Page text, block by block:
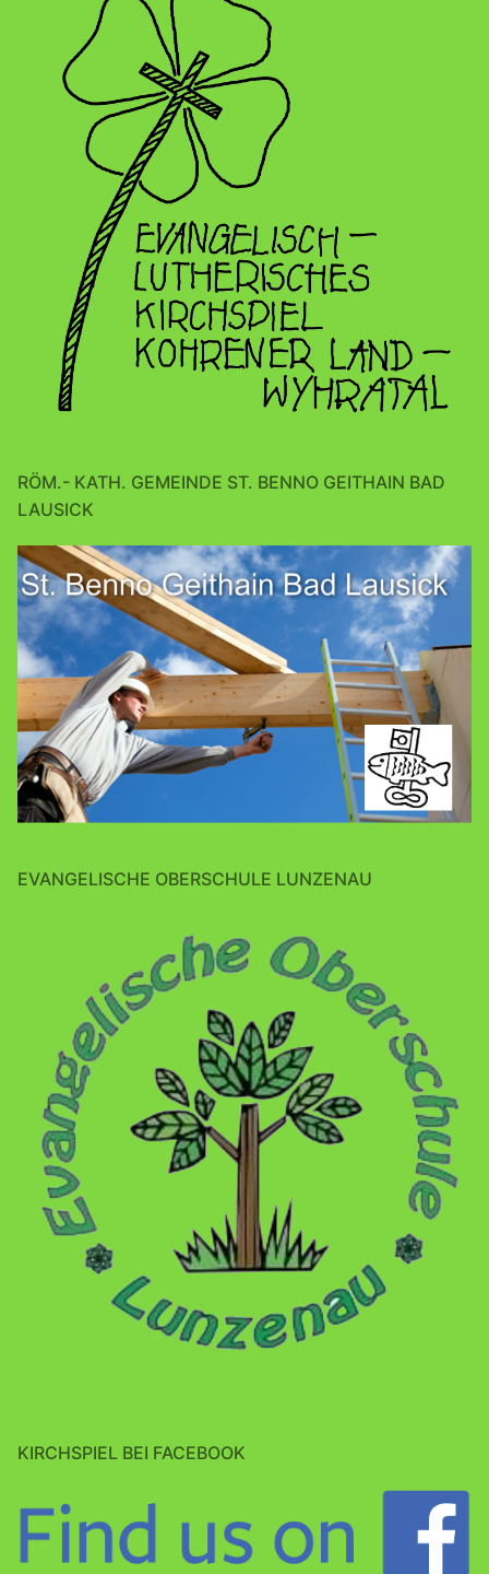
RÖM.- KATH. GEMEINDE ST. BENNO GEITHAIN BAD
LAUSICK
EVANGELISCHE OBERSCHULE LUNZENAU
KIRCHSPIEL BEI FACEBOOK